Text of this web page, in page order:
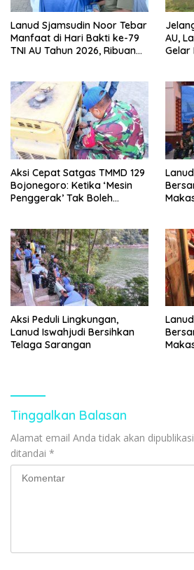
Lanud Sjamsudin Noor Tebar
Manfaat di Hari Bakti ke-79
TNI AU Tahun 2026, Ribuan
dan Bazar UMKM Murah
AU,
Gelar
Aksi Cepat Satgas TMMD 129
Bojonegoro: Ketika ‘Mesin
Penggerak’ Tak Boleh
Aksi Peduli Lingkungan,
Lanud Iswahjudi Bersihkan
Telaga Sarangan
Tinggalkan Balasan
Alamat email Anda tidak akan
ditandai *